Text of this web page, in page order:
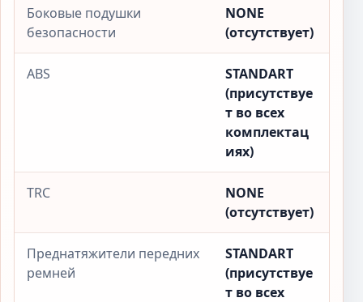
Боковые подушки
безопасности
NONE
(отсутствует)
ABS
STANDART
(присутствуе
т во всех
комплектац
иях)
TRC
NONE
(отсутствует)
Преднатяжители передних
ремней
STANDART
(присутствуе
т во всех